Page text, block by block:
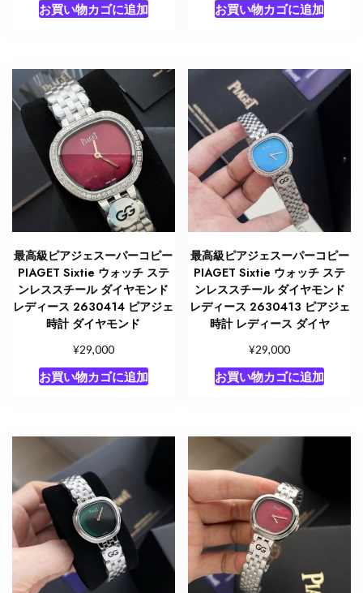
お買い物カゴに追加 お買い物カゴに追加
最高級ピアジェスーパーコピー
PIAGET Sixtie ウォッチ ステ
ンレススチール ダイヤモンド
レディース 2630414 ピアジェ
時計 ダイヤモンド
¥29,000
お買い物カゴに追加
最高級ピアジェスーパーコピー
PIAGET Sixtie ウォッチ ステ
ンレススチール ダイヤモンド
レディース 2630413 ピアジェ
時計 レディース ダイヤ
¥29,000
お買い物カゴに追加